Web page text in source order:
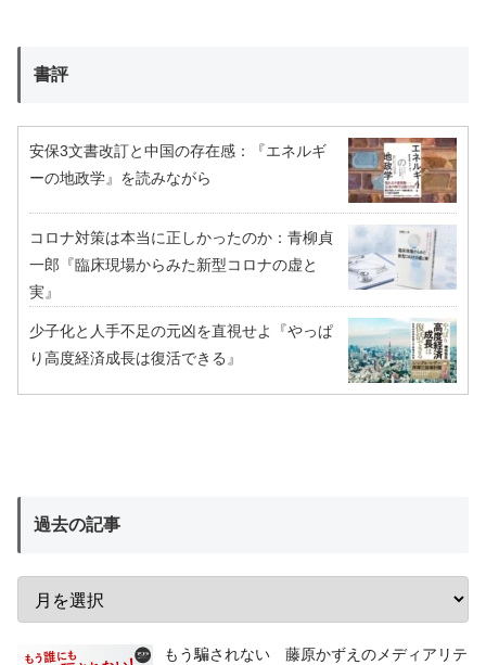
書評
安保3文書改訂と中国の存在感：『エネルギ
ーの地政学』を読みながら
コロナ対策は本当に正しかったのか：青柳貞
一郎『臨床現場からみた新型コロナの虚と
実』
少子化と人手不足の元凶を直視せよ『やっぱ
り高度経済成長は復活できる』
過去の記事
もう騙されない 藤原かずえのメディアリテ